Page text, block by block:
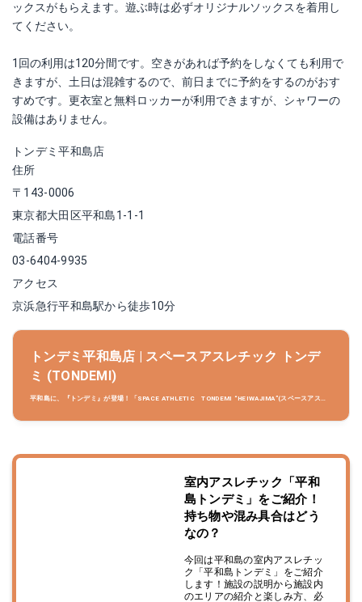
ックスがもらえます。遊ぶ時は必ずオリジナルソックスを着用し
てください。
1回の利用は120分間です。空きがあれば予約をしなくても利用で
きますが、土日は混雑するので、前日までに予約をするのがおす
すめです。更衣室と無料ロッカーが利用できますが、シャワーの
設備はありません。
トンデミ平和島店
住所
〒143-0006
東京都大田区平和島1-1-1
電話番号
03-6404-9935
アクセス
京浜急行平和島駅から徒歩10分
トンデミ平和島店 | スペースアスレチック トンデ
ミ (TONDEMI)
平和島に、『トンデミ』が登場！「SPACE ATHLETIC TONDEMI “HEIWAJIMA”(スペースアスレ
室内アスレチック「平和
島トンデミ」をご紹介！
持ち物や混み具合はどう
なの？
今回は平和島の室内アスレチッ
ク「平和島トンデミ」をご紹介
します！施設の説明から施設内
のエリアの紹介と楽しみ方、必